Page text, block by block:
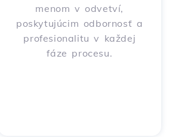
menom v odvetví,
poskytujúcim odbornosť a
profesionalitu v každej
fáze procesu.